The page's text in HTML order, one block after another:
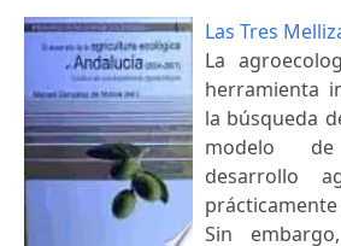
Las Tres
La
herramienta
la búsqueda
modelo
desarrollo
Sin